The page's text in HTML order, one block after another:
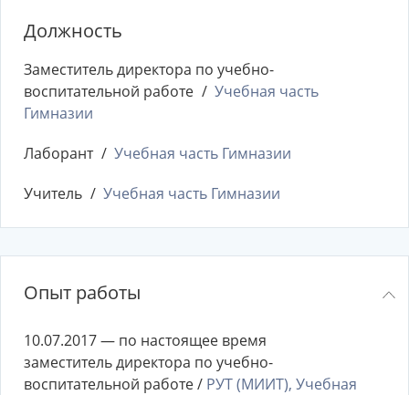
Должность
Заместитель директора по учебно-
воспитательной работе
Учебная часть
Гимназии
Лаборант
Учебная часть Гимназии
Учитель
Учебная часть Гимназии
Опыт работы
10.07.2017 — по настоящее время
заместитель директора по учебно-
воспитательной работе / РУТ (МИИТ), Учебная